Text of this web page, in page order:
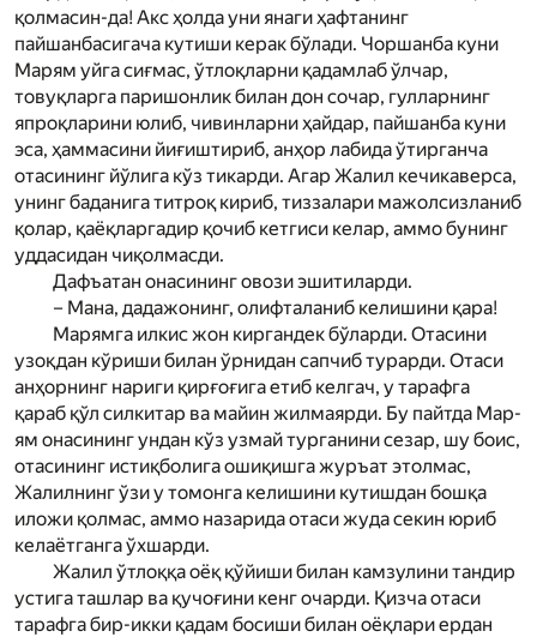
қолмасин-да! Акс ҳолда уни янаги ҳафтанинг
пайшанбасигача кутиши керак бўлади. Чоршанба куни
Мар­ям уйга сиғмас, ўтлоқларни қадамлаб ўлчар,
товуқларга паришонлик билан дон сочар, гулларнинг
япроқларини юлиб, чивинларни ҳайдар, пайшанба куни
эса, ҳаммасини йиғиштириб, анҳор лабида ўтирганча
отасининг йўлига кўз тикарди. Агар Жалил кечикаверса,
унинг баданига титроқ кириб, тиззалари мажолсизланиб
қолар, қаёқларгадир қочиб кетгиси келар, аммо бунинг
уддасидан чиқолмасди.
Дафъатан онасининг овози эшитиларди.
– Мана, дадажонинг, олифталаниб келишини қара!
Мар­ямга илкис жон киргандек бўларди. Отасини
узоқдан кўриши билан ўрнидан сапчиб турарди. Отаси
анҳорнинг нариги қирғоғига етиб келгач, у тарафга
қараб қўл силкитар ва майин жилмаярди. Бу пайтда Мар­
ям онасининг ундан кўз узмай турганини сезар, шу боис,
отасининг истиқболига ошиқишга журъат этолмас,
Жалилнинг ўзи у томонга келишини кутишдан бошқа
иложи қолмас, аммо назарида отаси жуда секин юриб
келаётганга ўхшарди.
Жалил ўтлоққа оёқ қўйиши билан камзулини тандир
устига ташлар ва қучоғини кенг очарди. Қизча отаси
тарафга бир-икки қадам босиши билан оёқлари ердан